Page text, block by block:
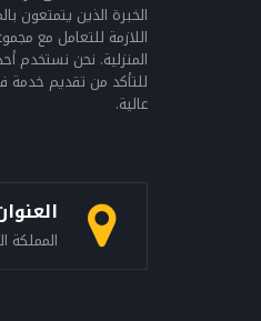
الخبرة الذين يتمتعون
اللازمة للتعامل مع
المنزلية. نحن نستخدم
للتأكد من تقديم خدمة
عالية.
المملكة